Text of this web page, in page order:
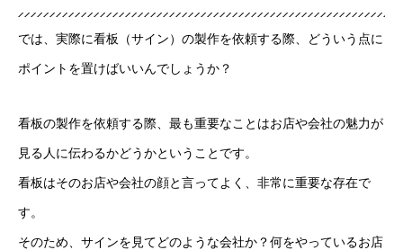
では、実際に看板（サイン）の製作を依頼する際、どういう点に
ポイントを置けばいいんでしょうか？
看板の製作を依頼する際、最も重要なことはお店や会社の魅力が
見る人に伝わるかどうかということです。
看板はそのお店や会社の顔と言ってよく、非常に重要な存在で
す。
そのため、サインを見てどのような会社か？何をやっているお店